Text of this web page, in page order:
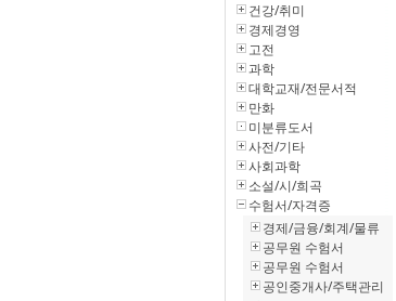
건강/취미
경제경영
고전
과학
대학교재/전문서적
만화
미분류도서
사전/기타
사회과학
소설/시/희곡
수험서/자격증
경제/금융/회계/물류
공무원 수험서
공무원 수험서
공인중개사/주택관리